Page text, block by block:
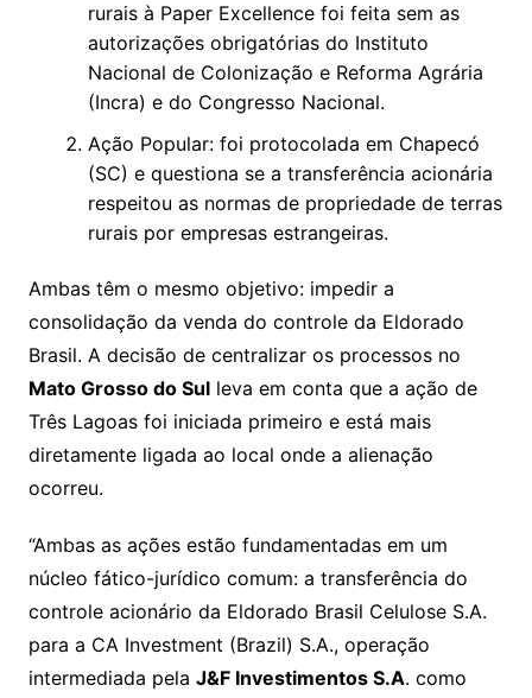
rurais à Paper Excellence foi feita sem as
autorizações obrigatórias do Instituto
Nacional de Colonização e Reforma Agrária
(Incra) e do Congresso Nacional.
Ação Popular: foi protocolada em Chapecó
(SC) e questiona se a transferência acionária
respeitou as normas de propriedade de terras
rurais por empresas estrangeiras.
Ambas têm o mesmo objetivo: impedir a
consolidação da venda do controle da Eldorado
Brasil. A decisão de centralizar os processos no
Mato Grosso do Sulleva em conta que a ação de
Três Lagoas foi iniciada primeiro e está mais
diretamente ligada ao local onde a alienação
ocorreu.
“Ambas as ações estão fundamentadas em um
núcleo fático-jurídico comum: a transferência do
controle acionário da Eldorado Brasil Celulose S.A.
para a CA Investment (Brazil) S.A., operação
intermediada pela J&F Investimentos S.A. como